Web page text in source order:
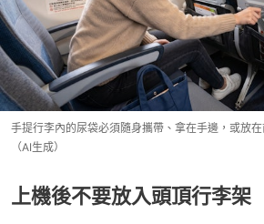
手提行李內的尿袋必須隨身攜帶、拿在手邊，或放
（AI生成）
上機後不要放入頭頂行李架